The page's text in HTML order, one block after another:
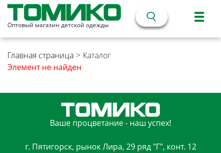
Оптовый магазин детской одежды
Главная страница > Каталог
Элемент не найден
Ваше процветание - наш успех!
г. Пятигорск, рынок Лира, 29 ряд "Г", конт. 12